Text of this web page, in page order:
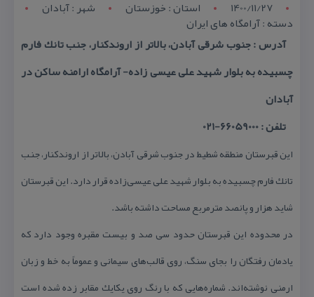
1400/11/27
استان : خوزستان شهر : آبادان
دسته : آرامگاه های ایران
آدرس : جنوب شرقی آبادن، بالاتر از اروندكنار، جنب تانك فارم
چسبیده به بلوار شهید علی عیسی‌ زاده- آرامگاه‌ ارامنه ساكن در
آبادان
تلفن : 66059000-021
این قبرستان منطقه شطیط در جنوب شرقی آبادن، بالاتر از اروندكنار، جنب
تانك فارم چسبیده به بلوار شهید علی عیسی‌زاده قرار دارد. این قبرستان
شاید هزار و پانصد مترمربع مساحت داشته باشد.
در محدوده این قبرستان حدود سی صد و بیست مقبره وجود دارد كه
یادمان رفتگان را بجای سنگ، روی قالب‌های سیمانی و عموماً به خط و زبان
ارمنی نوشته‌‌اند. شماره‌هایی كه با رنگ روی یكایك مقابر زده شده است